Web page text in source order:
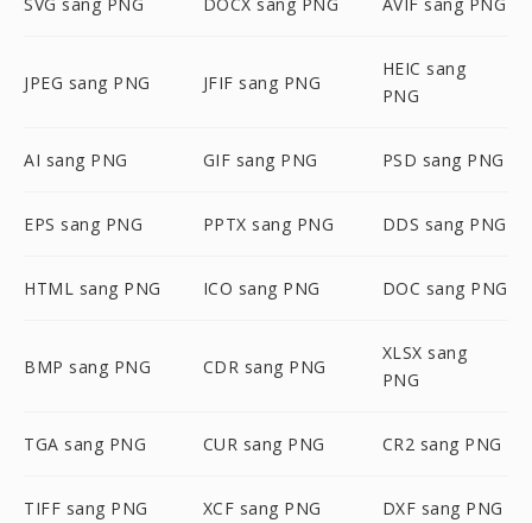
JPEG sang PNG JFIF sang PNG
HEIC sang
PNG
AI sang PNG GIF sang PNG PSD sang PNG
EPS sang PNG PPTX sang PNG DDS sang PNG
HTML sang PNG ICO sang PNG DOC sang PNG
BMP sang PNG CDR sang PNG
XLSX sang
PNG
TGA sang PNG CUR sang PNG CR2 sang PNG
TIFF sang PNG XCF sang PNG DXF sang PNG